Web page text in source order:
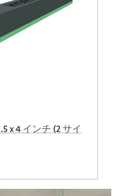
x 4 インチ (2 サイ